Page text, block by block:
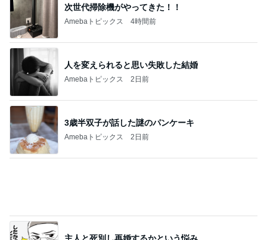
家の向きを誤り始まった後悔
Amebaトピックス 1日前